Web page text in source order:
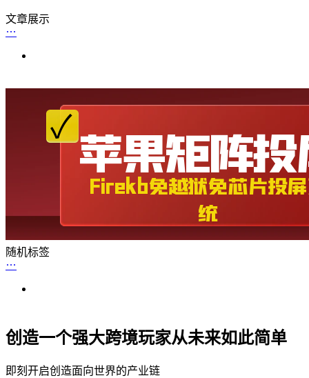
文章展示
随机标签
创造一个强大跨境玩家从未来如此简单
即刻开启创造面向世界的产业链